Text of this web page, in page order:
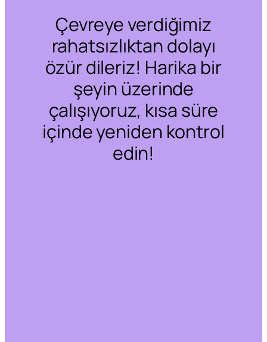
Çevreye verdiğimiz
rahatsızlıktan dolayı
özür dileriz! Harika bir
şeyin üzerinde
çalışıyoruz, kısa süre
içinde yeniden kontrol
edin!